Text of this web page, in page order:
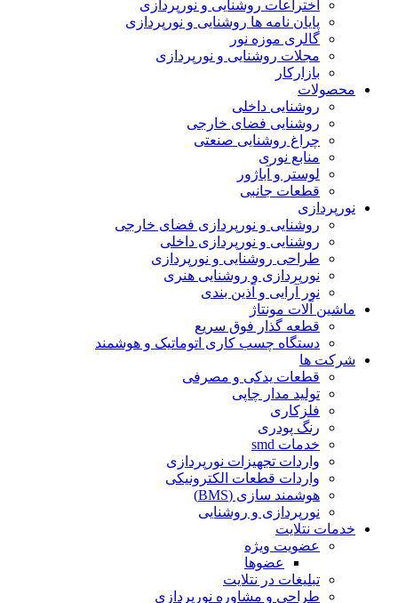
اختراعات روشنایی و نورپردازی
پایان نامه ها روشنایی و نورپردازی
گالری موزه نور
مجلات روشنایی و نورپردازی
بازارکار
محصولات
روشنایی داخلی
روشنایی فضای خارجی
چراغ روشنایی صنعتی
منابع نوری
لوستر و آباژور
قطعات جانبی
نورپردازی
روشنایی و نورپردازی فضای خارجی
روشنایی و نورپردازی داخلی
طراحی روشنایی و نورپردازی
نورپردازی و روشنایی هنری
نور آرایی و آذین بندی
ماشین آلات مونتاژ
قطعه گذار فوق سریع
دستگاه چسب کاری اتوماتیک و هوشمند
شرکت ها
قطعات یدکی و مصرفی
تولید مدار چاپی
فلزکاری
رنگ پودری
خدمات smd
واردات تجهیزات نورپردازی
واردات قطعات الکترونیکی
هوشمند سازی (BMS)
نورپردازی و روشنایی
خدمات نتلایت
عضویت ویژه
عضوها
تبلیغات در نتلایت
طراحی و مشاوره نورپردازی